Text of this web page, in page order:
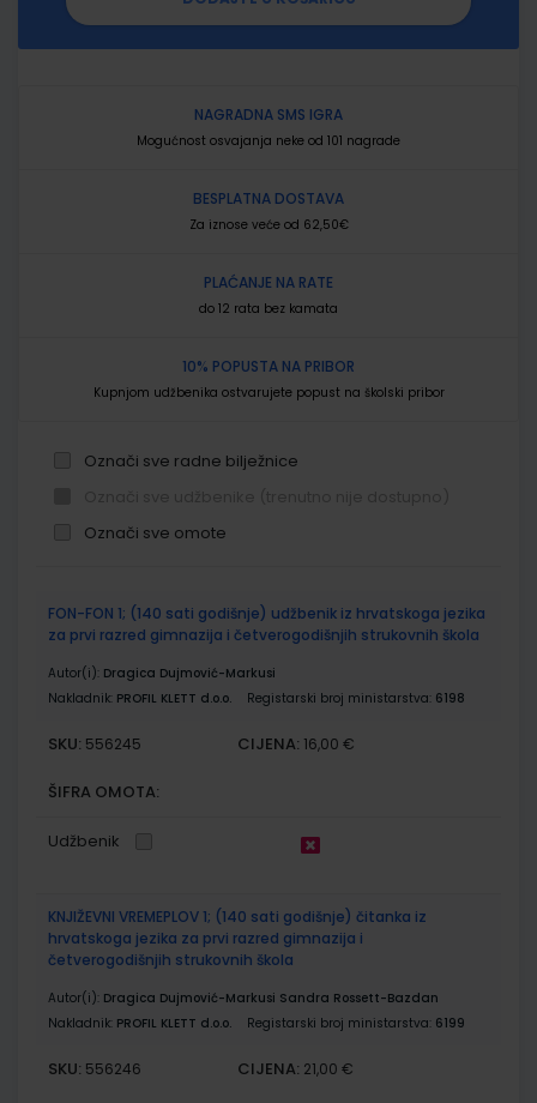
NAGRADNA SMS IGRA
Mogućnost osvajanja neke od 101 nagrade
BESPLATNA DOSTAVA
Za iznose veće od 62,50€
PLAĆANJE NA RATE
do 12 rata bez kamata
10% POPUSTA NA PRIBOR
Kupnjom udžbenika ostvarujete popust na školski pribor
Označi sve radne bilježnice
Označi sve omote
proizvodi
FON-FON 1; (140 sati godišnje) udžbenik iz hrvatskoga jezika
za prvi razred gimnazija i četverogodišnjih strukovnih škola
Autor(i): Dragica Dujmović-Markusi
Nakladnik: PROFIL KLETT d.o.o. Registarski broj ministarstva: 6198
SKU: 556245 CIJENA: 16,00 €
ŠIFRA OMOTA:
Udžbenik
KNJIŽEVNI VREMEPLOV 1; (140 sati godišnje) čitanka iz
hrvatskoga jezika za prvi razred gimnazija i
četverogodišnjih strukovnih škola
Autor(i): Dragica Dujmović-Markusi Sandra Rossett-Bazdan
Nakladnik: PROFIL KLETT d.o.o. Registarski broj ministarstva: 6199
SKU: 556246 CIJENA: 21,00 €